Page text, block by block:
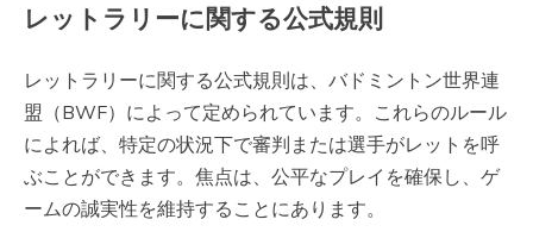
レットラリーに関する公式規則
レットラリーに関する公式規則は、バドミントン世界連
盟（BWF）によって定められています。これらのルール
によれば、特定の状況下で審判または選手がレットを呼
ぶことができます。焦点は、公平なプレイを確保し、ゲ
ームの誠実性を維持することにあります。